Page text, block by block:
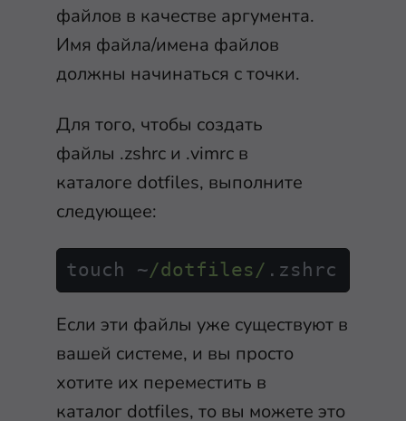
файлов в качестве аргумента.
Имя файла/имена файлов
должны начинаться с точки.
Для того, чтобы создать
файлы .zshrc и .vimrc в
каталоге dotfiles, выполните
следующее:
touch ~/dotfiles/ . zshrc
Если эти файлы уже существуют в
вашей системе, и вы просто
хотите их переместить в
каталог dotfiles, то вы можете это